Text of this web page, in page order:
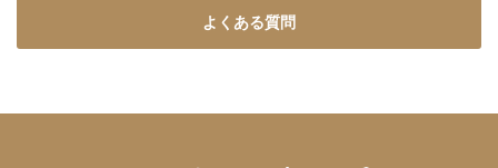
よくある質問